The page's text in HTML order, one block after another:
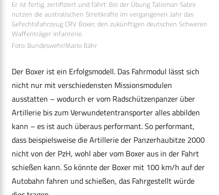
Er ist fertig, zertifiziert und fährt: Bei der Übung Talisman Sabre
nutzen die australischen Streitkräfte im vergangenen Jahr das
Gefechtsfahrzeug CRV Boxer, den zukünftigen deutschen Schweren
Waffenträger Infanterie.
Foto: Bundeswehr/Mario Bähr
Der Boxer ist ein Erfolgsmodell. Das Fahrmodul lässt sich
nicht nur mit verschiedensten Missionsmodulen
ausstatten – wodurch er vom Radschützenpanzer über
Artillerie bis zum Verwundetentransporter alles abbilden
kann – es ist auch überaus performant. So performant,
dass beispielsweise die Artillerie der Panzerhaubitze 2000
nicht von der PzH, wohl aber vom Boxer aus in der Fahrt
schießen kann. So könnte der Boxer mit 100 km/h auf der
Autobahn fahren und schießen, das Fahrgestellt würde